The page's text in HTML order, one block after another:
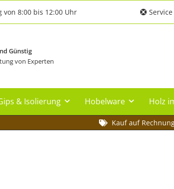
von 8:00 bis 12:00 Uhr
Günstig
von Experten
& Isolierung Hobelware Holz
Kauf auf